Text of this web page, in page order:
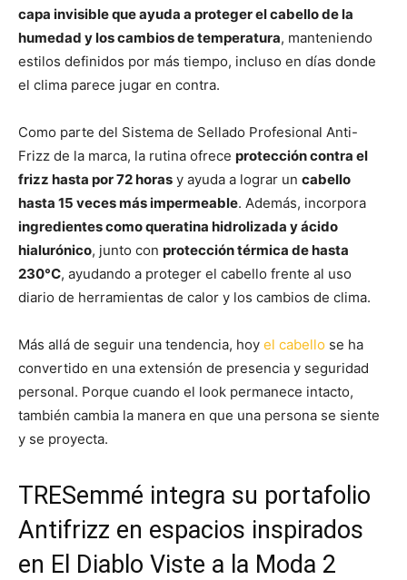
capa invisible que ayuda a proteger el cabello de la
humedad y los cambios de temperatura, manteniendo
estilos definidos por más tiempo, incluso en días donde
el clima parece jugar en contra.
Como parte del Sistema de Sellado Profesional Anti-
Frizz de la marca, la rutina ofrece protección contra el
frizz hasta por 72 horas y ayuda a lograr un cabello
hasta 15 veces más impermeable. Además, incorpora
ingredientes como queratina hidrolizada y ácido
hialurónico, junto con protección térmica de hasta
230°C, ayudando a proteger el cabello frente al uso
diario de herramientas de calor y los cambios de clima.
Más allá de seguir una tendencia, hoy el cabello se ha
convertido en una extensión de presencia y seguridad
personal. Porque cuando el look permanece intacto,
también cambia la manera en que una persona se siente
y se proyecta.
TRESemmé integra su portafolio
Antifrizz en espacios inspirados
en El Diablo Viste a la Moda 2